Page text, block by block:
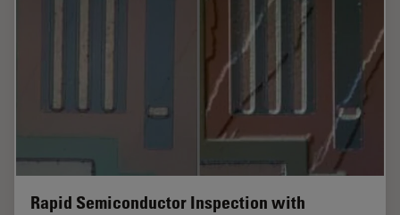
Rapid Semiconductor Inspection with